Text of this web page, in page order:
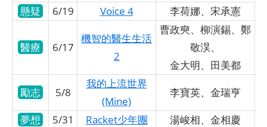
懸疑
6/19 Voice 4 李荷娜、宋承憲
醫療 6/17
機智的醫生生活
2
曹政奭、柳演錫、鄭
敬淏、
金大明、田美都
勵志
5/8
我的上流世界
(Mine)
李寶英、金瑞亨
夢想
5/31 Racket少年團
湯峻相、金相慶